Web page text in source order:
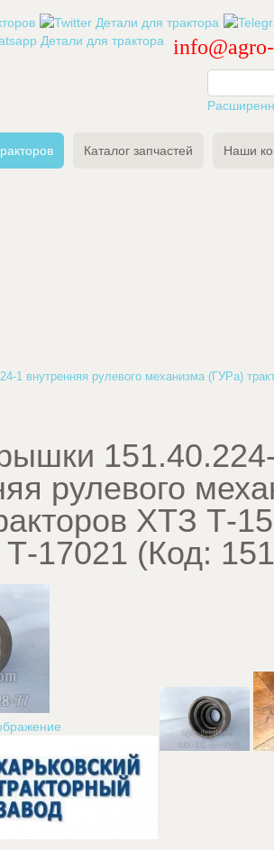
Каталог запчастей Наши
1 внутренняя рулевого механизма (ГУРа)
рулевого
ХТЗ Т-
17021 (Код: